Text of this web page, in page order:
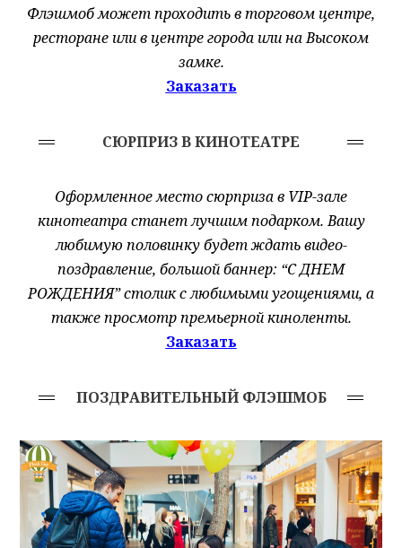
Флэшмоб может проходить в торговом центре,
ресторане или в центре города или на Высоком
замке.
Заказать
СЮРПРИЗ В КИНОТЕАТРЕ
Оформленное место сюрприза в VIP-зале
кинотеатра станет лучшим подарком. Вашу
любимую половинку будет ждать видео-
поздравление, большой баннер: “С ДНЕМ
РОЖДЕНИЯ” столик с любимыми угощениями, а
также просмотр премьерной киноленты.
Заказать
ПОЗДРАВИТЕЛЬНЫЙ ФЛЭШМОБ